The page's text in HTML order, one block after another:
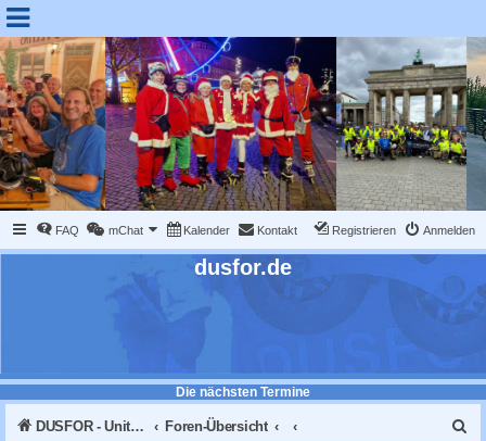
FAQ mChat Kalender Kontakt Anmelden
Registrieren
dusfor.de
Die nächsten Termine
DUSFOR - United Sk8 Nations :: Inline skaten in Düsseldorf Foren-Übersicht